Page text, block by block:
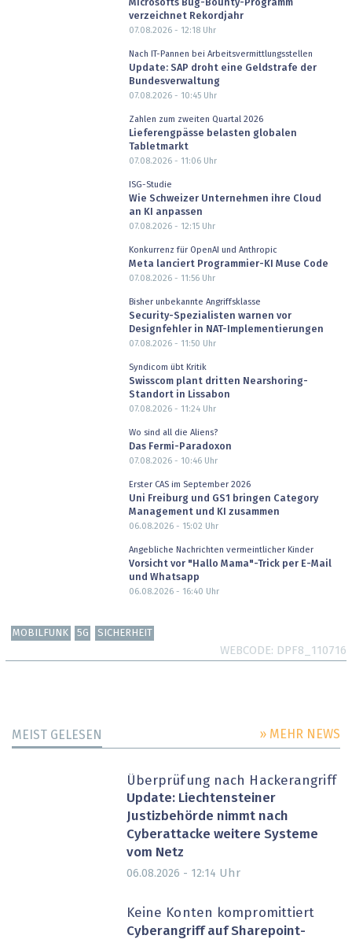
Microsofts Bug-Bounty-Programm
verzeichnet Rekordjahr
07.08.2026 - 12:18Uhr
Nach IT-Pannen bei Arbeitsvermittlungsstellen
Update: SAP droht eine Geldstrafe der
Bundesverwaltung
07.08.2026 - 10:45Uhr
Zahlen zum zweiten Quartal 2026
Lieferengpässe belasten globalen
Tabletmarkt
07.08.2026 - 11:06Uhr
ISG-Studie
Wie Schweizer Unternehmen ihre Cloud
an KI anpassen
07.08.2026 - 12:15Uhr
Konkurrenz für OpenAI und Anthropic
Meta lanciert Programmier-KI Muse Code
07.08.2026 - 11:56Uhr
Bisher unbekannte Angriffsklasse
Security-Spezialisten warnen vor
Designfehler in NAT-Implementierungen
07.08.2026 - 11:50 Uhr
Syndicom übt Kritik
Swisscom plant dritten Nearshoring-
Standort in Lissabon
07.08.2026 - 11:24Uhr
Wo sind all die Aliens?
Das Fermi-Paradoxon
07.08.2026 - 10:46Uhr
Erster CAS im September 2026
Uni Freiburg und GS1 bringen Category
Management und KI zusammen
06.08.2026 - 15:02 Uhr
Angebliche Nachrichten vermeintlicher Kinder
Vorsicht vor "Hallo Mama"-Trick per E-Mail
und Whatsapp
06.08.2026 - 16:40 Uhr
MOBILFUNK 5G SICHERHEIT
WEBCODE DPF8_110716
MEIST GELESEN » MEHR NEWS
Überprüfung nach Hackerangriff
Update: Liechtensteiner
Justizbehörde nimmt nach
Cyberattacke weitere Systeme
vom Netz
06.08.2026 - 12:14 Uhr
Keine Konten kompromittiert
Cyberangriff auf Sharepoint-